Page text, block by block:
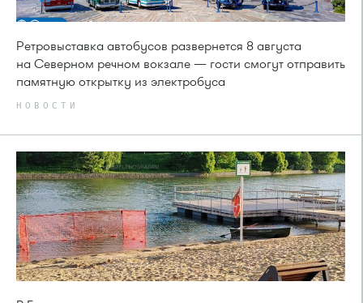
Ретровыставка автобусов развернется 8 августа
на Северном речном вокзале — гости смогут отправить
памятную открытку из электробуса
НОВОСТИ